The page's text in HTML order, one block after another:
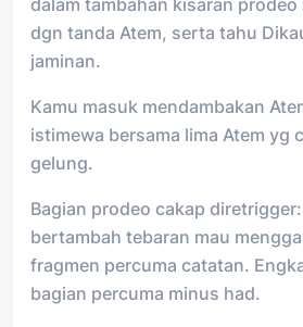
dalam tambahan kisaran
dgn tanda Atem, serta tahu
jaminan.
Kamu masuk mendambakan
istimewa bersama lima Atem yg
gelung.
Bagian prodeo cakap
bertambah tebaran mau
fragmen percuma catatan.
bagian percuma minus had.